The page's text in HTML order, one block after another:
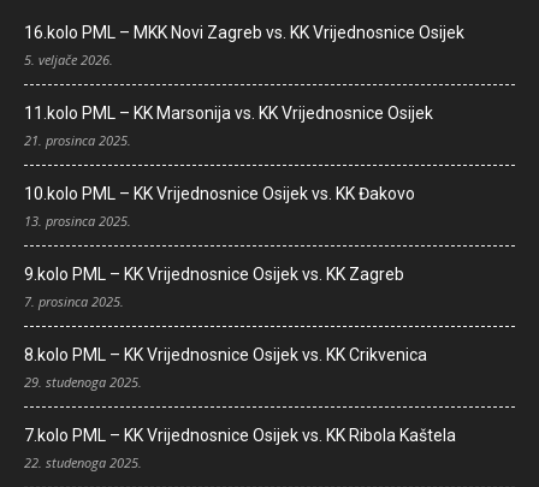
16.kolo PML – MKK Novi Zagreb vs. KK Vrijednosnice Osijek
5. veljače 2026.
11.kolo PML – KK Marsonija vs. KK Vrijednosnice Osijek
21. prosinca 2025.
10.kolo PML – KK Vrijednosnice Osijek vs. KK Đakovo
13. prosinca 2025.
9.kolo PML – KK Vrijednosnice Osijek vs. KK Zagreb
7. prosinca 2025.
8.kolo PML – KK Vrijednosnice Osijek vs. KK Crikvenica
29. studenoga 2025.
7.kolo PML – KK Vrijednosnice Osijek vs. KK Ribola Kaštela
22. studenoga 2025.